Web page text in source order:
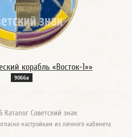
корабль «Восток-1»»
9066а
Каталог Советский знак
настройкам из личного кабинета